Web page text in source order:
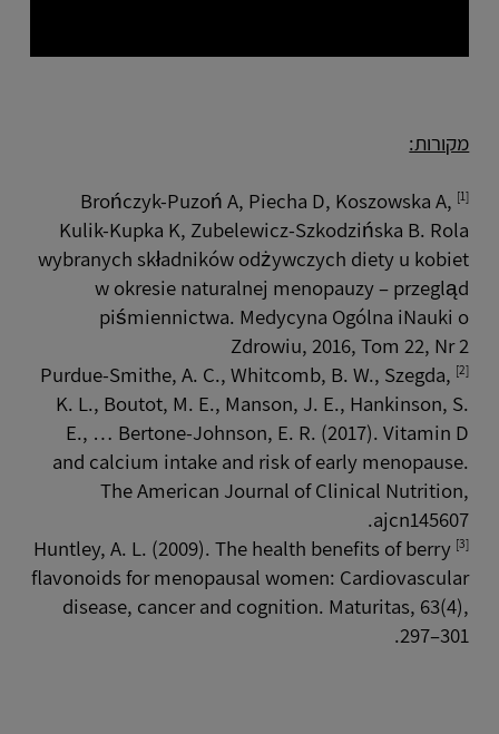
מקורות:
[1]
Brończyk-Puzoń A, Piecha D, Koszowska A,
Kulik-Kupka K, Zubelewicz-Szkodzińska B. Rola
wybranych składników odżywczych diety u kobiet
w okresie naturalnej menopauzy – przegląd
piśmiennictwa. Medycyna Ogólna iNauki o
Zdrowiu, 2016, Tom 22, Nr 2
[2]
Purdue-Smithe, A. C., Whitcomb, B. W., Szegda,
K. L., Boutot, M. E., Manson, J. E., Hankinson, S.
E., … Bertone-Johnson, E. R. (2017). Vitamin D
and calcium intake and risk of early menopause.
The American Journal of Clinical Nutrition,
ajcn145607.
[3]
Huntley, A. L. (2009). The health benefits of berry
flavonoids for menopausal women: Cardiovascular
disease, cancer and cognition. Maturitas, 63(4),
297–301.